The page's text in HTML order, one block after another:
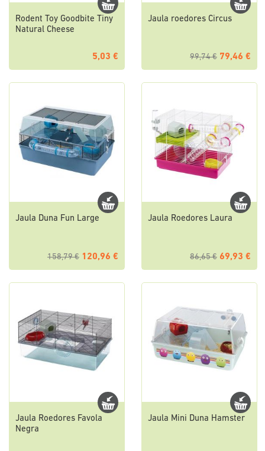
Rodent Toy Goodbite Tiny
Natural Cheese
5,03 €
Jaula roedores Circus
99,74 € 79,46 €
Jaula Duna Fun Large
158,79 € 120,96 €
Jaula Roedores Laura
86,65 € 69,93 €
Jaula Roedores Favola
Negra
Jaula Mini Duna Hamster